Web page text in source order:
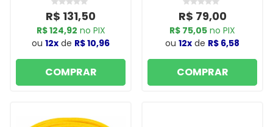
R$ 131,50
R$ 124,92 no PIX
ou 12x de R$ 10,96
COMPRAR
R$ 79,00
R$ 75,05 no PIX
ou 12x de R$ 6,58
COMPRAR